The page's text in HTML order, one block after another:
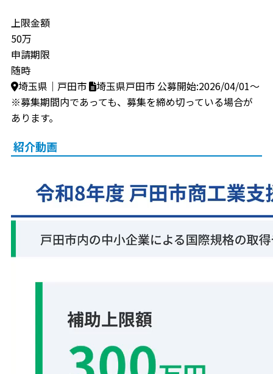
上限金額
50万
申請期限
随時
埼玉県｜戸田市
埼玉県戸田市 公募開始:2026/04/01～
※募集期間内であっても、募集を締め切っている場合が
あります。
紹介動画